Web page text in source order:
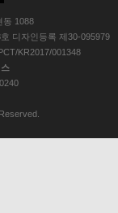
동 1088
디자인등록 제30-095979
KR2017/001348